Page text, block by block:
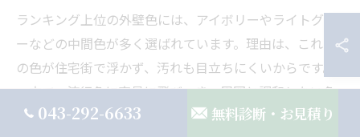
ランキング上位の外壁色には、アイボリーやライトグレ
ーなどの中間色が多く選ばれています。理由は、これら
の色が住宅街で浮かず、汚れも目立ちにくいからです。
一方で、流行色に安易に飛びつき、周囲と調和しない色
を選んで後悔した例も見受けられます。具体的な失敗例
043-292-6633 無料診断・お見積り